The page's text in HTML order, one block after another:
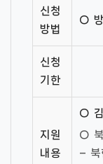
신청
방법
○ 방
신청
기한
지원
내용
○ 김
○ 북
– 북